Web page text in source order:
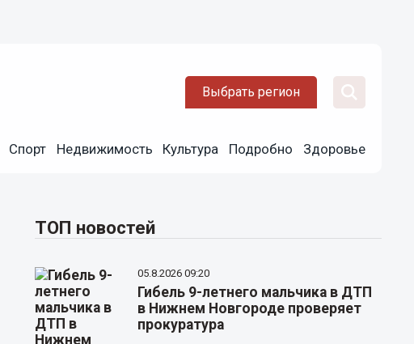
Выбрать регион
Спорт Недвижимость Культура Подробно Здоровье
ТОП новостей
05.8.2026 09:20
Гибель 9-летнего мальчика в ДТП
в Нижнем Новгороде проверяет
прокуратура